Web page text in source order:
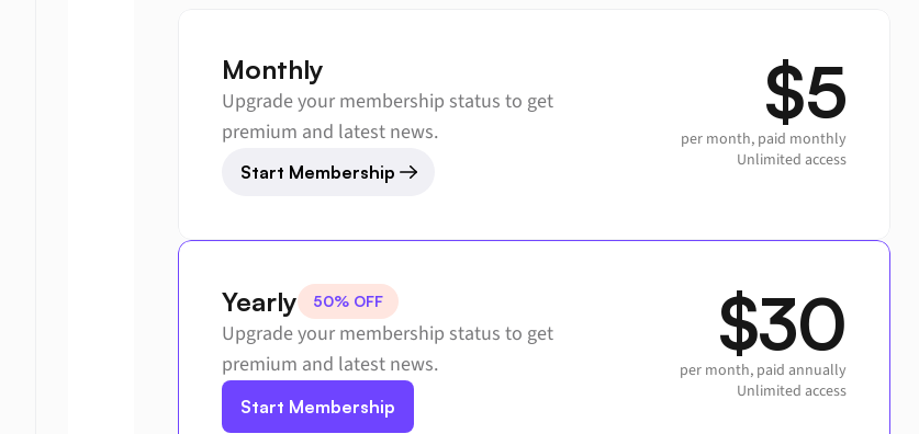
Monthly
Upgrade your membership status to get
premium and latest news.
Start Membership
$5
per month, paid monthly
Unlimited access
Yearly 50% OFF
Upgrade your membership status to get
premium and latest news.
Start Membership
$30
per month, paid annually
Unlimited access